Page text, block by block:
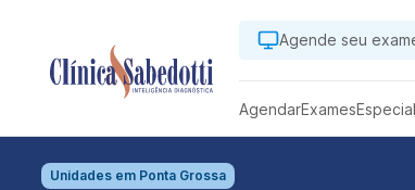
Agende seu
AgendarExames
Unidades em Ponta Grossa